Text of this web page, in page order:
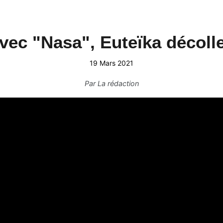
"Nasa", Euteïka
19 Mars 2021
ParLa rédaction